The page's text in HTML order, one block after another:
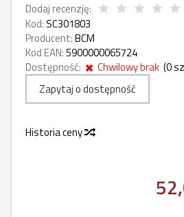
Dodaj recenzję:
Kod:SC301803
Producent:BCM
Kod EAN:5900000065724
Dostępność:
Chwilowy brak (0
Zapytaj o dostępność
Historia ceny